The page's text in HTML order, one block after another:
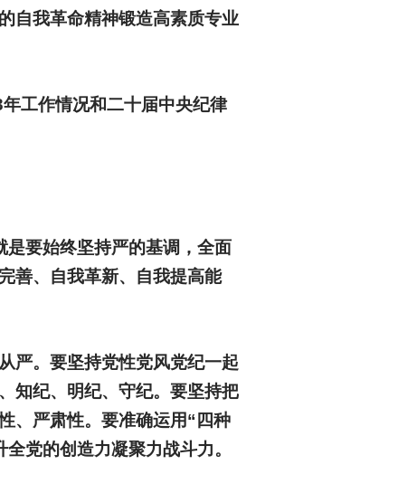
自我革命精神锻造高素质专业
工作情况和二十届中央纪律
要始终坚持严的基调，全面
善、自我革新、自我提高能
严。要坚持党性党风党纪一起
知纪、明纪、守纪。要坚持把
、严肃性。要准确运用“四种
党的创造力凝聚力战斗力。